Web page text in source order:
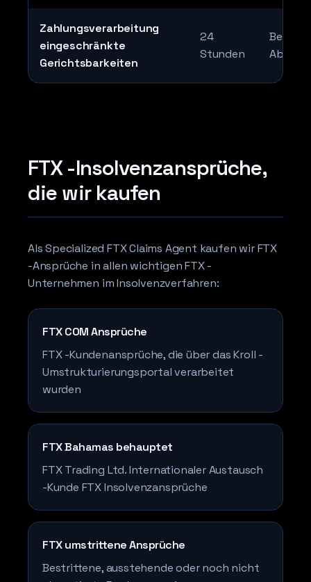
Zahlungsverarbeitung
eingeschränkte
Gerichtsbarkeiten
24
Stunden
FTX -Insolvenzansprüche,
die wir kaufen
Als Specialized FTX Claims Agent kaufen wir FTX
-Ansprüche in allen wichtigen FTX -
Unternehmen im Insolvenzverfahren:
FTX COM Ansprüche
FTX -Kundenansprüche, die über das Kroll -
Umstrukturierungsportal verarbeitet
wurden
FTX Bahamas behauptet
FTX Trading Ltd. Internationaler Austausch
-Kunde FTX Insolvenzansprüche
FTX umstrittene Ansprüche
Bestrittene, ausstehende oder noch nicht